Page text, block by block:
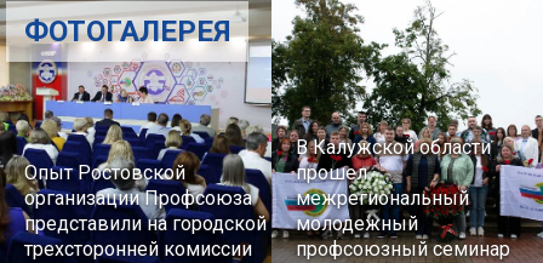
Опыт Ростовской
организации Профсоюза
представили на городской
трехсторонней комиссии
В Калужской области
прошел
межрегиональный
молодежный
профсоюзный семинар
ФОТОГАЛЕРЕЯ